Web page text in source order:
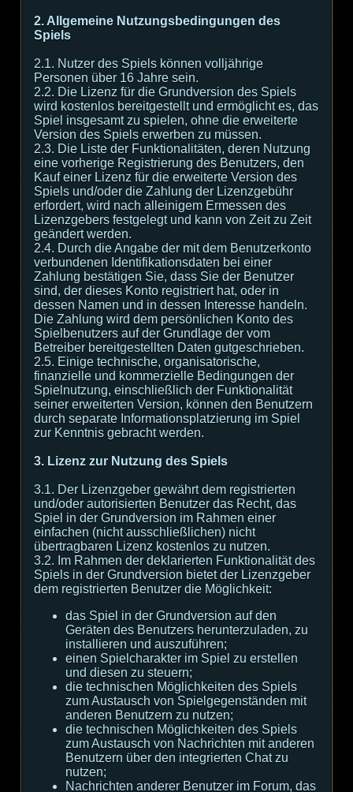
2. Allgemeine Nutzungsbedingungen des
Spiels
2.1. Nutzer des Spiels können volljährige
Personen über 16 Jahre sein.
2.2. Die Lizenz für die Grundversion des Spiels
wird kostenlos bereitgestellt und ermöglicht es, das
Spiel insgesamt zu spielen, ohne die erweiterte
Version des Spiels erwerben zu müssen.
2.3. Die Liste der Funktionalitäten, deren Nutzung
eine vorherige Registrierung des Benutzers, den
Kauf einer Lizenz für die erweiterte Version des
Spiels und/oder die Zahlung der Lizenzgebühr
erfordert, wird nach alleinigem Ermessen des
Lizenzgebers festgelegt und kann von Zeit zu Zeit
geändert werden.
2.4. Durch die Angabe der mit dem Benutzerkonto
verbundenen Identifikationsdaten bei einer
Zahlung bestätigen Sie, dass Sie der Benutzer
sind, der dieses Konto registriert hat, oder in
dessen Namen und in dessen Interesse handeln.
Die Zahlung wird dem persönlichen Konto des
Spielbenutzers auf der Grundlage der vom
Betreiber bereitgestellten Daten gutgeschrieben.
2.5. Einige technische, organisatorische,
finanzielle und kommerzielle Bedingungen der
Spielnutzung, einschließlich der Funktionalität
seiner erweiterten Version, können den Benutzern
durch separate Informationsplatzierung im Spiel
zur Kenntnis gebracht werden.
3. Lizenz zur Nutzung des Spiels
3.1. Der Lizenzgeber gewährt dem registrierten
und/oder autorisierten Benutzer das Recht, das
Spiel in der Grundversion im Rahmen einer
einfachen (nicht ausschließlichen) nicht
übertragbaren Lizenz kostenlos zu nutzen.
3.2. Im Rahmen der deklarierten Funktionalität des
Spiels in der Grundversion bietet der Lizenzgeber
dem registrierten Benutzer die Möglichkeit:
das Spiel in der Grundversion auf den
Geräten des Benutzers herunterzuladen, zu
installieren und auszuführen;
einen Spielcharakter im Spiel zu erstellen
und diesen zu steuern;
die technischen Möglichkeiten des Spiels
zum Austausch von Spielgegenständen mit
anderen Benutzern zu nutzen;
die technischen Möglichkeiten des Spiels
zum Austausch von Nachrichten mit anderen
Benutzern über den integrierten Chat zu
nutzen;
Nachrichten anderer Benutzer im Forum, das